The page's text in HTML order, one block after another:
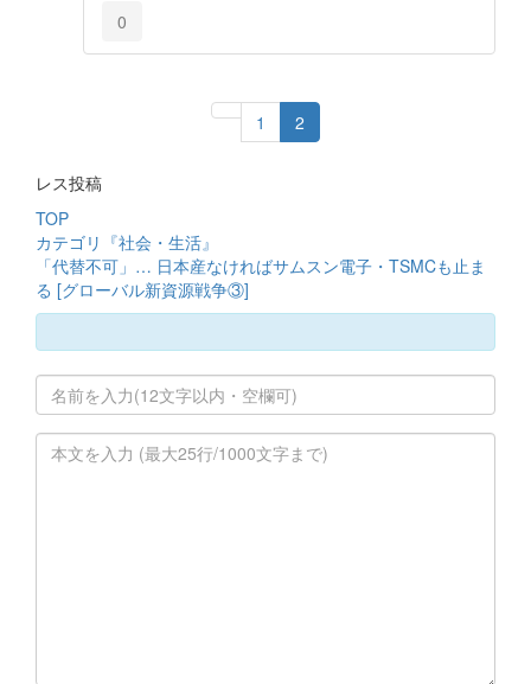
0
1 2
レス投稿
TOP
カテゴリ『社会・生活』
「代替不可」… 日本産なければサムスン電子・TSMCも止ま
る [グローバル新資源戦争③]